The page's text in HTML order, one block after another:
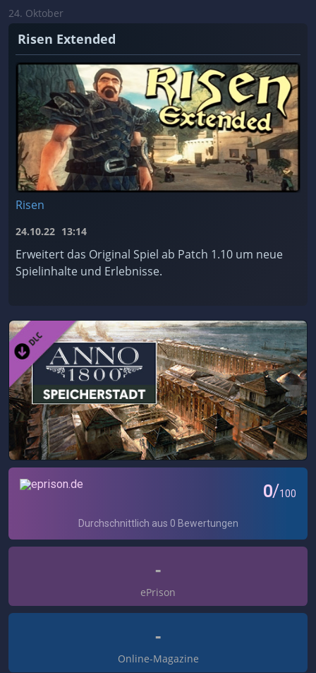
24. Oktober
Risen Extended
Risen
24.10.22 13:14
Erweitert das Original Spiel ab Patch 1.10 um neue
Spielinhalte und Erlebnisse.
-
ePrison
-
Online-Magazine